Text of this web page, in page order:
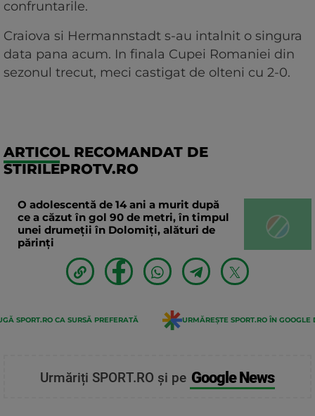
confruntarile.
Craiova si Hermannstadt s-au intalnit o singura
data pana acum. In finala Cupei Romaniei din
sezonul trecut, meci castigat de olteni cu 2-0.
ARTICOL RECOMANDAT DE
STIRILEPROTV.RO
O adolescentă de 14 ani a murit după
ce a căzut în gol 90 de metri, în timpul
unei drumeții în Dolomiți, alături de
părinți
SPORT.RO CA SURSĂ PREFERATĂ URMĂREȘTE SPORT.RO ÎN GOOGLE
Urmăriți SPORT.RO și pe Google News